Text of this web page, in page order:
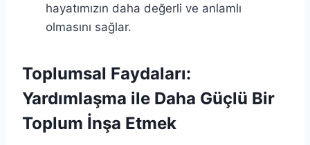
hayatımızın daha değerli ve anlamlı
olmasını sağlar.
Toplumsal Faydaları:
Yardımlaşma ile Daha Güçlü Bir
Toplum İnşa Etmek